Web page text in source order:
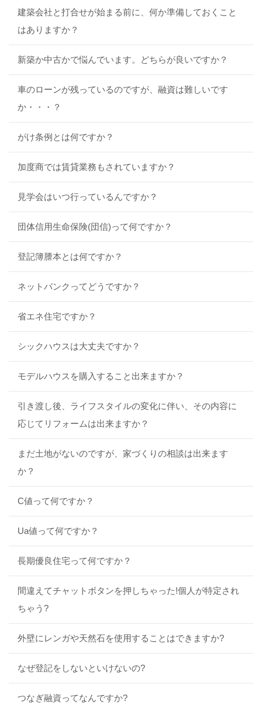
建築会社と打合せが始まる前に、何か準備しておくこと
はありますか？
新築か中古かで悩んでいます。どちらが良いですか？
車のローンが残っているのですが、融資は難しいです
か・・・？
がけ条例とは何ですか？
加度商では賃貸業務もされていますか？
見学会はいつ行っているんですか？
団体信用生命保険(団信)って何ですか？
登記簿謄本とは何ですか？
ネットバンクってどうですか？
省エネ住宅ですか？
シックハウスは大丈夫ですか？
モデルハウスを購入すること出来ますか？
引き渡し後、ライフスタイルの変化に伴い、その内容に
応じてリフォームは出来ますか？
まだ土地がないのですが、家づくりの相談は出来ます
か？
C値って何ですか？
Ua値って何ですか？
長期優良住宅って何ですか？
間違えてチャットボタンを押しちゃった!個人が特定され
ちゃう?
外壁にレンガや天然石を使用することはできますか?
なぜ登記をしないといけないの?
つなぎ融資ってなんですか?